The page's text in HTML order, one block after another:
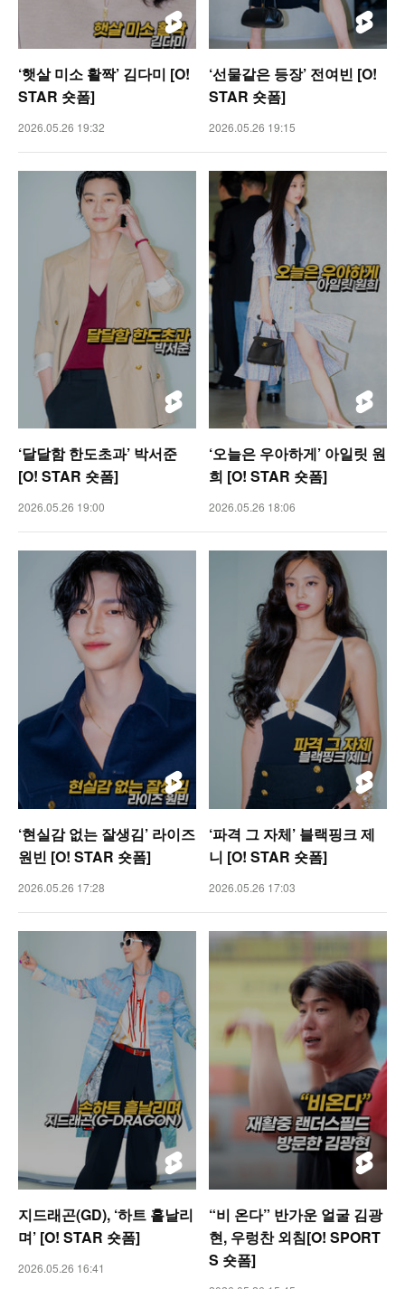
‘햇살 미소 활짝’ 김다미 [O!
STAR 숏폼]
2026.05.26 19:32
‘선물같은 등장’ 전여빈 [O!
STAR 숏폼]
2026.05.26 19:15
‘달달함 한도초과’ 박서준
[O! STAR 숏폼]
2026.05.26 19:00
‘오늘은 우아하게’ 아일릿 원
희 [O! STAR 숏폼]
2026.05.26 18:06
‘현실감 없는 잘생김’ 라이즈
원빈 [O! STAR 숏폼]
2026.05.26 17:28
‘파격 그 자체’ 블랙핑크 제
니 [O! STAR 숏폼]
2026.05.26 17:03
지드래곤(GD), ‘하트 흩날리
며’ [O! STAR 숏폼]
2026.05.26 16:41
“비 온다” 반가운 얼굴 김광
현, 우렁찬 외침[O! SPORT
S 숏폼]